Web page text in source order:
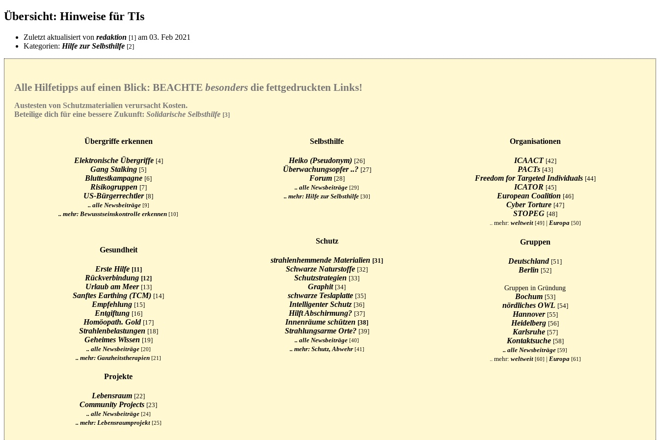
Übersicht: Hinweise für TIs
Zuletzt aktualisiert von redaktion [1] am 03. Feb 2021
Kategorien: Hilfe zur Selbsthilfe [2]
Alle Hilfetipps auf einen Blick: BEACHTE besonders die fettgedruckten Links!
Austesten von Schutzmaterialien verursacht Kosten.
Beteilige dich für eine bessere Zukunft: Solidarische Selbsthilfe [3]
Übergriffe erkennen
Elektronische Übergriffe [4]
Gang Stalking [5]
Bluttestkampagne [6]
Risikogruppen [7]
US-Bürgerrechtler [8]
.. alle Newsbeiträge [9]
.. mehr: Bewusstseinskontrolle erkennen [10]
Gesundheit
Erste Hilfe [11]
Rückverbindung [12]
Urlaub am Meer [13]
Sanftes Earthing (TCM) [14]
Empfehlung [15]
Entgiftung [16]
Homöopath. Gold [17]
Strahlenbelastungen [18]
Geheimes Wissen [19]
.. alle Newsbeiträge [20]
.. mehr: Ganzheitstherapien [21]
Projekte
Lebensraum [22]
Community Projects [23]
.. alle Newsbeiträge [24]
.. mehr: Lebensraumprojekt [25]
Selbsthilfe
Heiko (Pseudonym) [26]
Überwachungsopfer ..? [27]
Forum [28]
.. alle Newsbeiträge [29]
.. mehr: Hilfe zur Selbsthilfe [30]
Schutz
strahlenhemmende Materialien [31]
Schwarze Naturstoffe [32]
Schutzstrategien [33]
Graphit [34]
schwarze Teslaplatte [35]
Intelligenter Schutz [36]
Hilft Abschirmung? [37]
Innenräume schützen [38]
Strahlungsarme Orte? [39]
.. alle Newsbeiträge [40]
.. mehr: Schutz, Abwehr [41]
Organisationen
ICAACT [42]
PACTs [43]
Freedom for Targeted Individuals [44]
ICATOR [45]
European Coalition [46]
Cyber Torture [47]
STOPEG [48]
.. mehr: weltweit [49] Europa [50]
Gruppen
Deutschland [51]
Berlin [52]
Gruppen in Gründung
Bochum [53]
nördliches OWL [54]
Hannover [55]
Heidelberg [56]
Karlsruhe [57]
Kontaktsuche [58]
.. alle Newsbeiträge [59]
.. mehr: weltweit [60] | Europa [61]